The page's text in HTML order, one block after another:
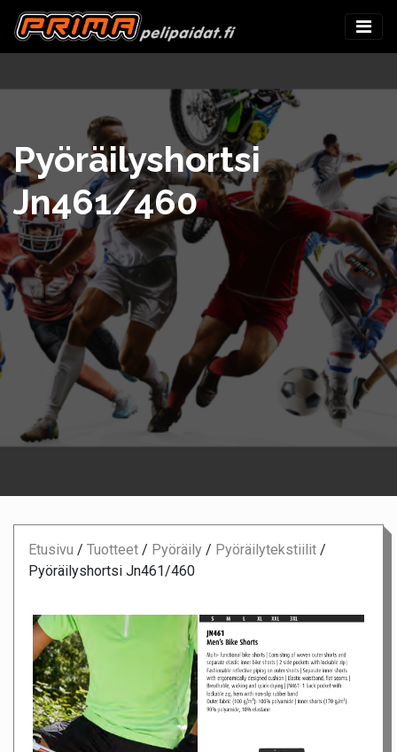
Pyöräilyshortsi
Jn461/460
Etusivu / Tuotteet / Pyöräily / Pyöräilytekstiilit /
Pyöräilyshortsi Jn461/460